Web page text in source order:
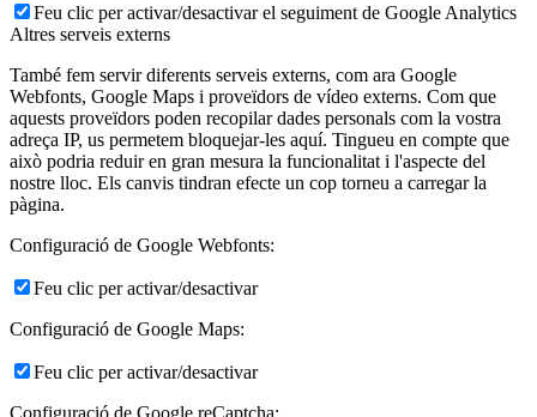
Feu clic per activar/desactivar el seguiment de Google Analytics
Altres serveis externs
També fem servir diferents serveis externs, com ara Google
Webfonts, Google Maps i proveïdors de vídeo externs. Com que
aquests proveïdors poden recopilar dades personals com la vostra
adreça IP, us permetem bloquejar-les aquí. Tingueu en compte que
això podria reduir en gran mesura la funcionalitat i l'aspecte del
nostre lloc. Els canvis tindran efecte un cop torneu a carregar la
pàgina.
Configuració de Google Webfonts:
Feu clic per activar/desactivar
Configuració de Google Maps:
Feu clic per activar/desactivar
Configuració de Google reCaptcha: